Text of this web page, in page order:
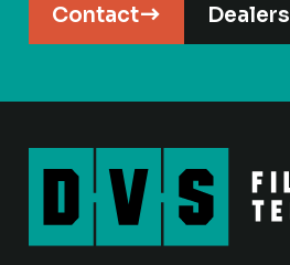
Contact Dealers